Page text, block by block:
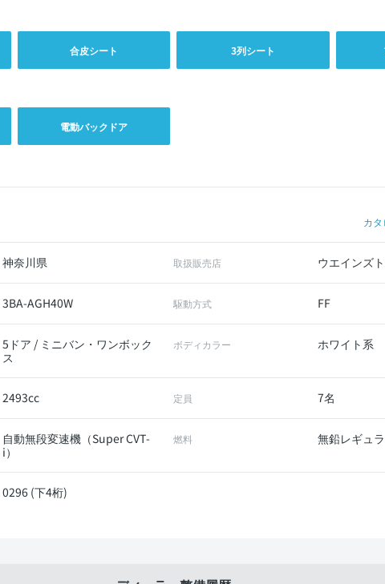
合皮シート 3列シート
電動バックドア
カ
神奈川県 取扱販売店 ウエインズ
3BA-AGH40W 駆動方式 FF
5ドア / ミニバン・ワンボック
ス
ボディカラー ホワイト系
2493cc 定員 7名
自動無段変速機（Super CVT-
i）
燃料 無鉛レギュ
0296 (下4桁)